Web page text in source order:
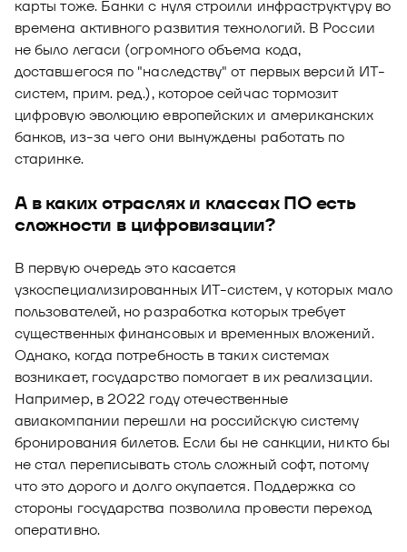
карты тоже. Банки с нуля строили инфраструктуру во
времена активного развития технологий. В России
не было легаси (огромного объема кода,
доставшегося по "наследству" от первых версий ИТ-
систем, прим. ред.), которое сейчас тормозит
цифровую эволюцию европейских и американских
банков, из-за чего они вынуждены работать по
старинке.
А в каких отраслях и классах ПО есть
сложности в цифровизации?
В первую очередь это касается
узкоспециализированных ИТ-систем, у которых мало
пользователей, но разработка которых требует
существенных финансовых и временных вложений.
Однако, когда потребность в таких системах
возникает, государство помогает в их реализации.
Например, в 2022 году отечественные
авиакомпании перешли на российскую систему
бронирования билетов. Если бы не санкции, никто бы
не стал переписывать столь сложный софт, потому
что это дорого и долго окупается. Поддержка со
стороны государства позволила провести переход
оперативно.